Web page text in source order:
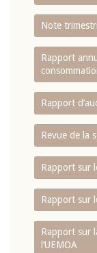
Note
Rapport
Rapport
Revue de la
Rapport sur
Rapport sur
Rapport sur
l‘UEMOA